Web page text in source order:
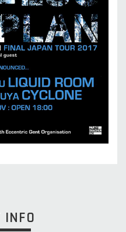
INFO